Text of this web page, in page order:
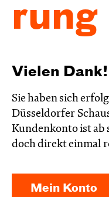
rung
Vielen Dank!
Sie haben sich
Düsseldorfer
Kundenkonto ist ab
doch direkt einmal
Mein Konto